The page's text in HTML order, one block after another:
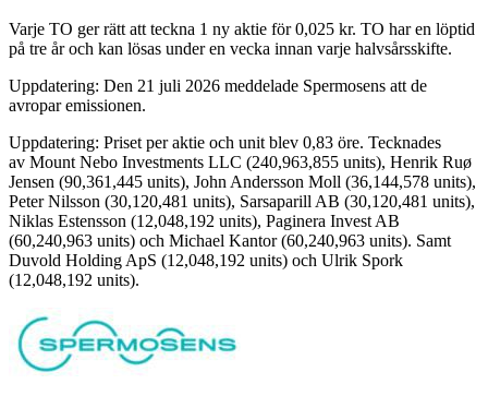
Varje TO ger rätt att teckna 1 ny aktie för 0,025 kr. TO har en löptid
på tre år och kan lösas under en vecka innan varje halvsårsskifte.
Uppdatering: Den 21 juli 2026 meddelade Spermosens att de
avropar emissionen.
Uppdatering: Priset per aktie och unit blev 0,83 öre. Tecknades
av Mount Nebo Investments LLC (240,963,855 units), Henrik Ruø
Jensen (90,361,445 units), John Andersson Moll (36,144,578 units),
Peter Nilsson (30,120,481 units), Sarsaparill AB (30,120,481 units),
Niklas Estensson (12,048,192 units), Paginera Invest AB
(60,240,963 units) och Michael Kantor (60,240,963 units). Samt
Duvold Holding ApS (12,048,192 units) och Ulrik Spork
(12,048,192 units).